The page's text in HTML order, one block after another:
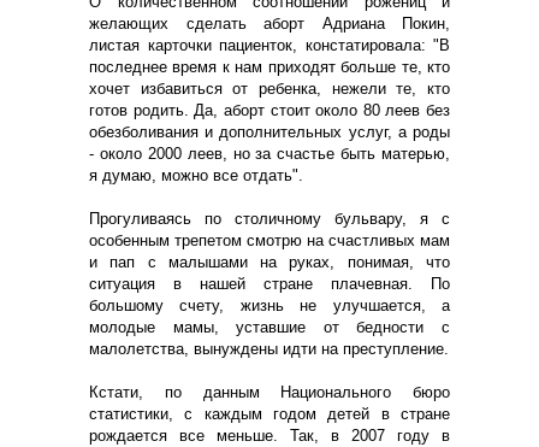
желающих сделать аборт Адриана Покин,
листая карточки пациенток, констатировала: "В
последнее время к нам приходят больше те, кто
хочет избавиться от ребенка, нежели те, кто
готов родить. Да, аборт стоит около 80 леев без
обезболивания и дополнительных услуг, а роды
- около 2000 леев, но за счастье быть матерью,
я думаю, можно все отдать".
Прогуливаясь по столичному бульвару, я с
особенным трепетом смотрю на счастливых мам
и пап с малышами на руках, понимая, что
ситуация в нашей стране плачевная. По
большому счету, жизнь не улучшается, а
молодые мамы, уставшие от бедности с
малолетства, вынуждены идти на преступление.
Кстати, по данным Национального бюро
статистики, с каждым годом детей в стране
рождается все меньше. Так, в 2007 году в